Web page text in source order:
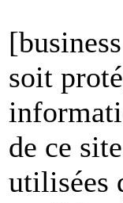
soit
de ce
utilisées